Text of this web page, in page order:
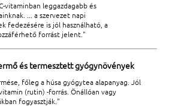
vitaminban leggazdagabb és
... a szervezet napi
fedezésére is jól használható, a
forrást jelent."
és termesztett gyógynövények
főleg a húsa gyógytea alapanyag. Jól
(rutin) -forrás. Önállóan vagy
fogyasztják."